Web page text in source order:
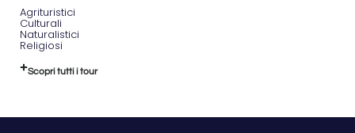
Agrituristici
Culturali
Naturalistici
Religiosi
Scopri tutti i tour